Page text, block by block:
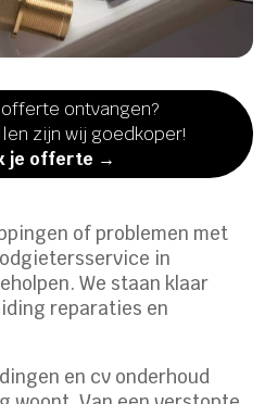
ontvangen?
zijn wij goedkoper!
je offerte →
of problemen met
in
We staan klaar
reparaties en
en cv onderhoud